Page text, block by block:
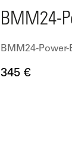
BMM24-
BMM24-
345 €